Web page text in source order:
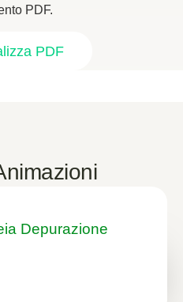
PDF.
PDF
Depurazione